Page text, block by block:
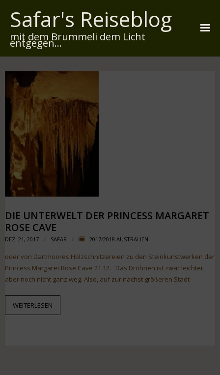
Safar's Reiseblog
mit dem Brummeli dem Licht
entgegen...
Über mich
Reiserouten
Widmung
Kontakt
Impressum
Datenschutz
DIE UNTERWELT DER PRINCESS MARGARET
ROSE CAVE
DEZ. 21, 2017 SAFAR 2017/2018 AUSTRALIEN
oder von Dartmoores Holzschnitzereien zu den Steinkunstwerken der
Princess Margaret Rose Cave 21.12. Das Dröhnen ist zwar leichter,
aber noch nicht ganz weg. Also, auf zur nächst größeren Stadt
WEITERLESEN